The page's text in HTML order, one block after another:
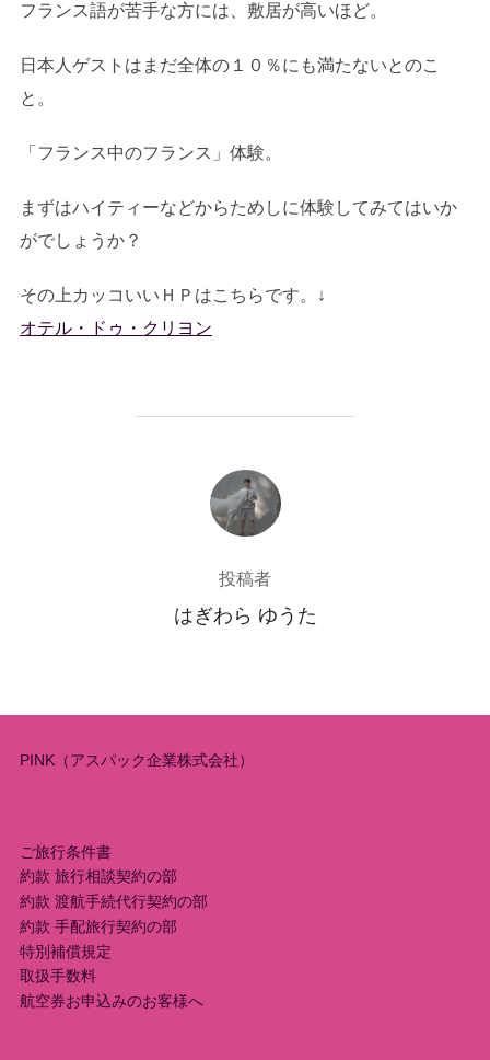
フランス語が苦手な方には、敷居が高いほど。
日本人ゲストはまだ全体の１０％にも満たないとのこ
と。
「フランス中のフランス」体験。
まずはハイティーなどからためしに体験してみてはいか
がでしょうか？
その上カッコいいＨＰはこちらです。↓
オテル・ドゥ・クリヨン
投稿者
投稿者
はぎわら ゆうた
PINK（アスパック企業株式会社）
ご旅行条件書
約款 旅行相談契約の部
約款 渡航手続代行契約の部
約款 手配旅行契約の部
特別補償規定
取扱手数料
航空券お申込みのお客様へ